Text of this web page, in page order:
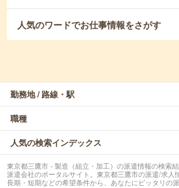
人気のワードでお仕事情報をさがす
勤務地 / 路線・駅
職種
人気の検索インデックス
東京都三鷹市 - 製造（組立・加工）の派遣情報の検索
派遣会社のポータルサイト。東京都三鷹市の派遣/求人
長期・短期などの希望条件から、あなたにピッタリの